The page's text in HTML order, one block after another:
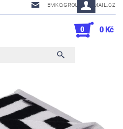
EMKO.GROUSL@EMAIL.CZ
0 0 Kč